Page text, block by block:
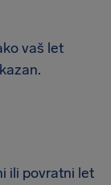
vaš let
ili povratni let